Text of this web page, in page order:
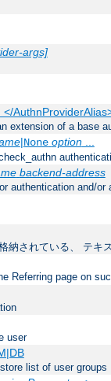
args]
</
extension of a base
|None option...
backend-address
authentication and/or
納されている、 テキ
Referring page on
user
list of user groups